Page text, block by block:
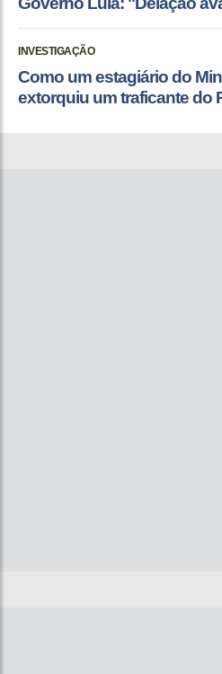
INVESTIGAÇÃO
Como um estagiário do
extorquiu um traficante do